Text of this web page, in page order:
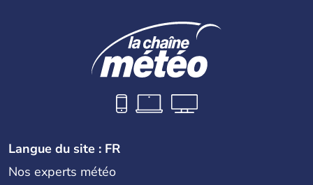
Langue du site : FR
Nos experts météo